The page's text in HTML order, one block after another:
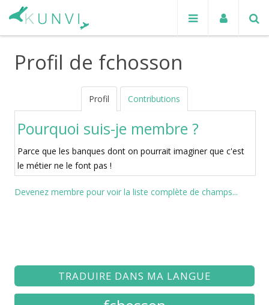
Profil de fchosson
Profil Contributions
Pourquoi suis-je membre ?
Parce que les banques dont on pourrait imaginer que c'est
le métier ne le font pas !
Devenez membre pour voir la liste complète de champs...
TRADUIRE DANS MA LANGUE